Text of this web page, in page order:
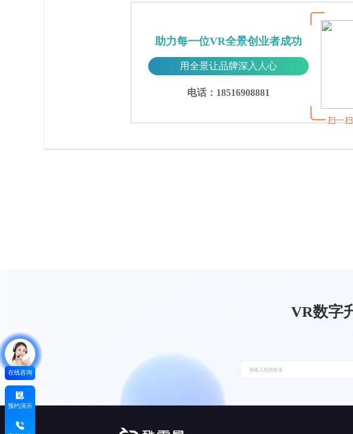
助力每一位VR全景创业者成功
用全景让品牌深入人心
电话：18516908881
在线咨询
预约演示
VR数字